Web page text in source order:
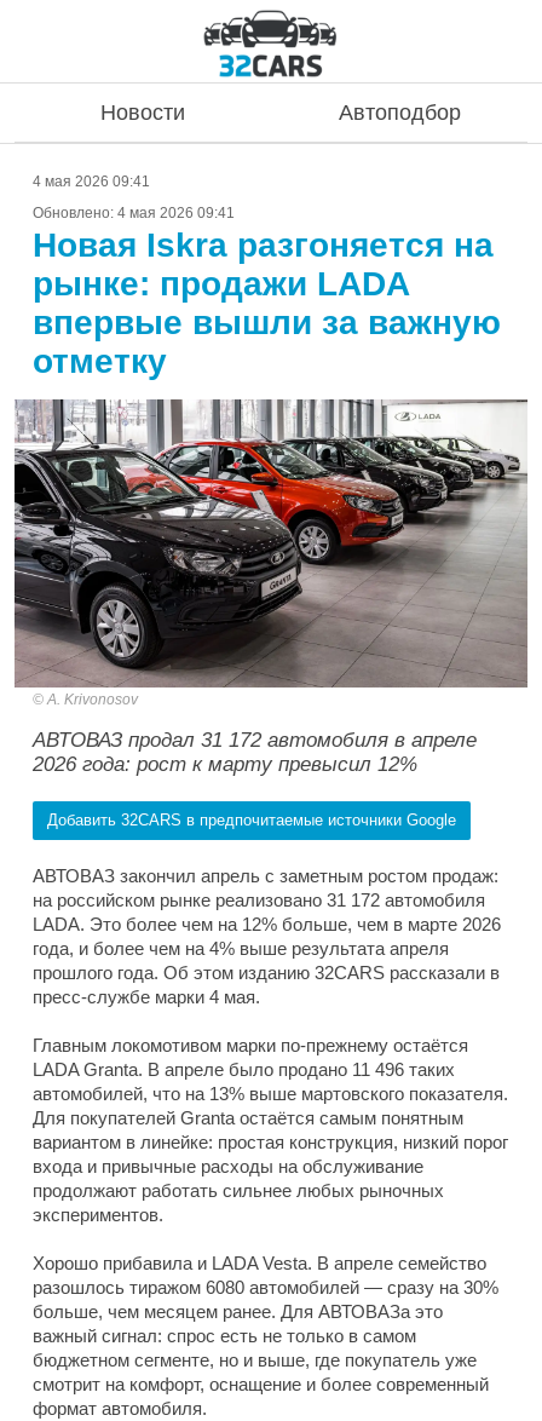
Новости Автоподбор
4 мая 2026 09:41
Обновлено: 4 мая 2026 09:41
Новая Iskra разгоняется на
рынке: продажи LADA
впервые вышли за важную
отметку
A. Krivonosov
АВТОВАЗ продал 31 172 автомобиля в апреле
2026 года: рост к марту превысил 12%
Добавить 32CARS в предпочитаемые источники Google
АВТОВАЗ закончил апрель с заметным ростом продаж:
на российском рынке реализовано 31 172 автомобиля
LADA. Это более чем на 12% больше, чем в марте 2026
года, и более чем на 4% выше результата апреля
прошлого года. Об этом изданию 32CARS рассказали в
пресс-службе марки 4 мая.
Главным локомотивом марки по-прежнему остаётся
LADA Granta. В апреле было продано 11 496 таких
автомобилей, что на 13% выше мартовского показателя.
Для покупателей Granta остаётся самым понятным
вариантом в линейке: простая конструкция, низкий порог
входа и привычные расходы на обслуживание
продолжают работать сильнее любых рыночных
экспериментов.
Хорошо прибавила и LADA Vesta. В апреле семейство
разошлось тиражом 6080 автомобилей — сразу на 30%
больше, чем месяцем ранее. Для АВТОВАЗа это
важный сигнал: спрос есть не только в самом
бюджетном сегменте, но и выше, где покупатель уже
смотрит на комфорт, оснащение и более современный
формат автомобиля.